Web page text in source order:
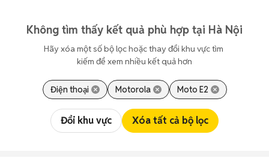
Không tìm thấy kết quả phù hợp tại Hà Nội
Hãy xóa một số bộ lọc hoặc thay đổi khu vực tìm
kiếm để xem nhiều kết quả hơn
Điện thoại Motorola Moto E2
Đổi khu vực Xóa tất cả bộ lọc